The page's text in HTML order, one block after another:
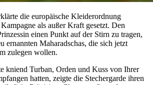
die europäische Kleiderordnung
als außer Kraft gesetzt. Den
einen Punkt auf der Stirn zu tragen,
ernannten Maharadschas, die sich jetzt
zulegen wollen.
kniend Turban, Orden und Kuss von Ihrer
hatten, zeigte die Stechergarde ihren